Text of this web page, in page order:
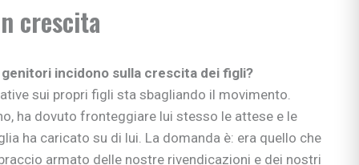
crescita
incidono sulla crescita dei figli?
sui propri figli sta sbagliando il movimento.
ha dovuto fronteggiare lui stesso le attese e le
ha caricato su di lui. La domanda è: era quello che
armato delle nostre rivendicazioni e dei nostri